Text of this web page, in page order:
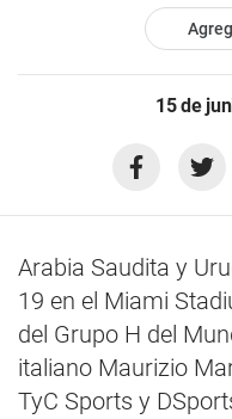
15 de
Arabia Saudita y
19 en el Miami
del Grupo H del
italiano Maurizio
TyC Sports y